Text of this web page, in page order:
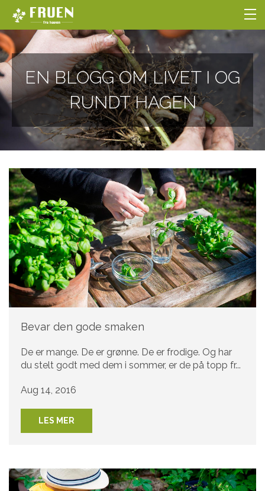
NETTBUTIKKEN
BLOGG
HOBBYGARTNERSKOLEN
OM OSS
EN BLOGG OM LIVET I OG
RUNDT HAGEN
Bevar den gode smaken
De er mange. De er grønne. De er frodige. Og har
du stelt godt med dem i sommer, er de på topp fr...
Aug 14, 2016
LES MER